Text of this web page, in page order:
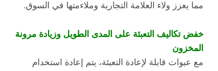
مما يعزز ولاء العلامة التجارية وملاءمتها في السوق.
خفض تكاليف التعبئة على المدى الطويل وزيادة مرونة
المخزون
مع عبوات قابلة لإعادة التعبئة، يتم إعادة استخدام